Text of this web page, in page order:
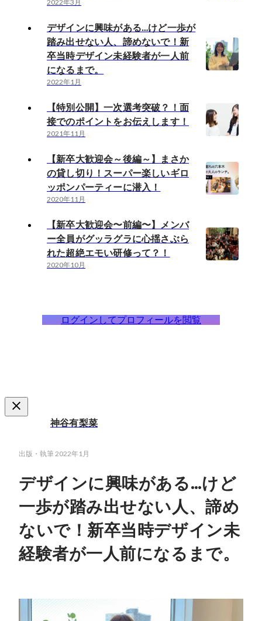
2022年3月
デザインに興味がある…けど一歩が
踏み出せない人、諦めないで！新
卒当時デザイン未経験者が一人前
になるまで。
2022年1月
【特別公開】一次選考突破？！面
接でのポイントをお伝えします！
2021年11月
【新卒大歓迎会～後編～】まさか
の貸し切り！スーパー楽しいギロ
ッポンパーティーに潜入！
2020年11月
【新卒大歓迎会〜前編〜】メンバ
ー全員がグッラグラに心揺さぶら
れた超絶エモい研修って？！
2020年10月
ログインしてプロフィールを閲覧
神谷有梨菜
出版・執筆2022年1月
デザインに興味がある…けど
一歩が踏み出せない人、諦め
ないで！新卒当時デザイン未
経験者が一人前になるまで。